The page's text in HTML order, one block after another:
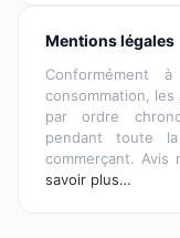
Mentions légales
Conformément
consommation,
par ordre
pendant toute
commerçant. Avis
savoir plus…